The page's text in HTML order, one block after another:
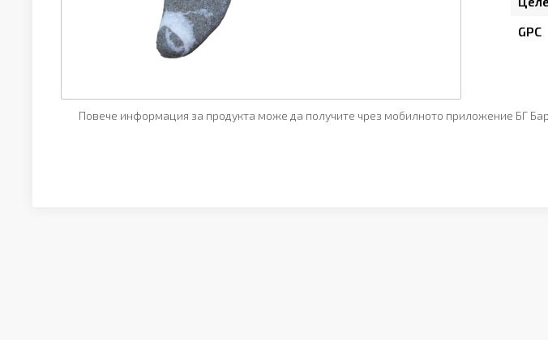
GPC
Повече информация за продукта може да получите чрез мобилното приложение БГ